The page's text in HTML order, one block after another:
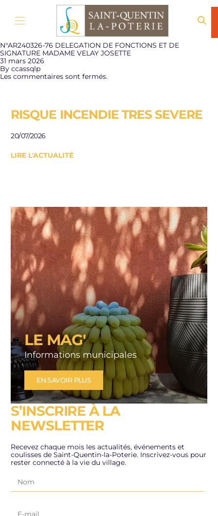
N°AR240326-76 DELEGATION DE FONCTIONS ET DE
SIGNATURE MADAME VELAY JOSETTE
31 mars 2026
By ccassqlp
Les commentaires sont fermés.
RISQUE INCENDIE TRES SEVERE
LIRE L'ACTUALITÉ
20/07/2026
LE MAG'
Informations municipales
EN SAVOIR PLUS
S’INSCRIRE À LA
NEWSLETTER
Recevez chaque mois les actualités, événements et
coulisses de Saint-Quentin-la-Poterie. Inscrivez-vous pour
rester connecté à la vie du village.